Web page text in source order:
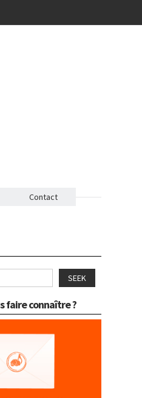
Contact
SEEK
faire connaître ?